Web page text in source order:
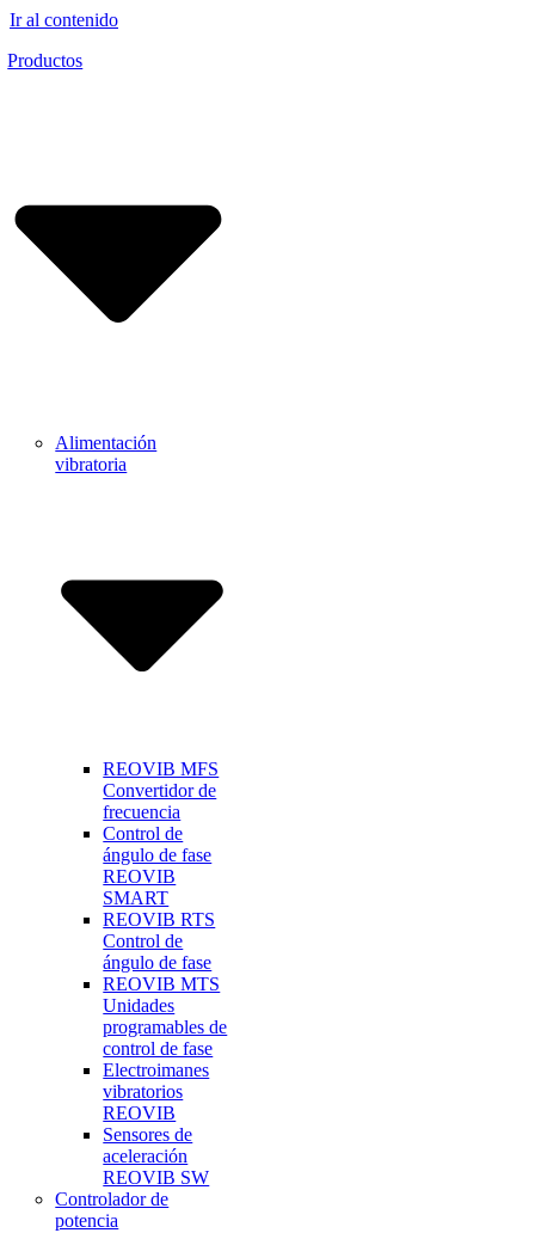
Ir al contenido
Productos
Alimentación
vibratoria
REOVIB MFS
Convertidor de
frecuencia
Control de
ángulo de fase
REOVIB
SMART
REOVIB RTS
Control de
ángulo de fase
REOVIB MTS
Unidades
programables de
control de fase
Electroimanes
vibratorios
REOVIB
Sensores de
aceleración
REOVIB SW
Controlador de
potencia